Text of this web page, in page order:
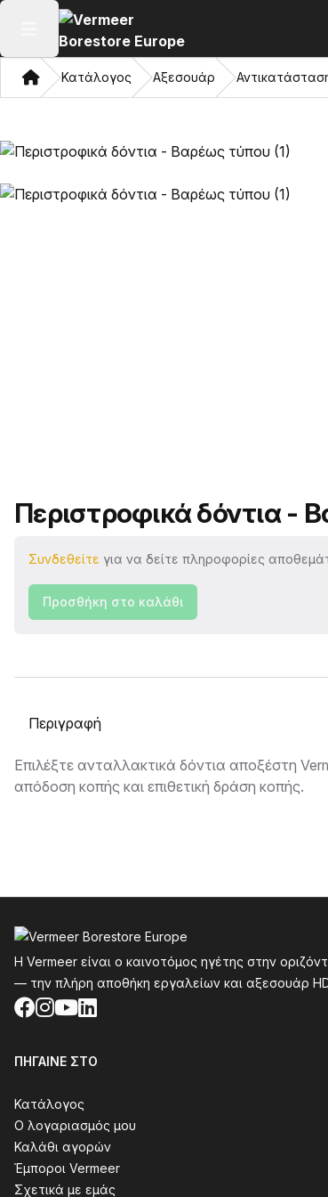
Άνοιγμα κύριου μενού
ΣπίτιΚατάλογος Αξεσουάρ
Όνομα προϊόντος
Περιστροφικά δόντια -
Συνδεθείτε για να δείτε πληροφορίες
Προσθήκη στο καλάθι
Επιλογή καρτέλας
Περιγραφή
Επιλέξτε ανταλλακτικά δόντια αποξέστη
απόδοση κοπής και επιθετική δράση κοπής.
Η Vermeer είναι ο καινοτόμος ηγέτης στην
— την πλήρη αποθήκη εργαλείων και αξεσουάρ
Facebook
Instagram
YouTube
LinkedIn
ΠΉΓΑΙΝΕ ΣΤΟ
Κατάλογος
Ο λογαριασμός μου
Καλάθι αγορών
Έμποροι Vermeer
Σχετικά με εμάς